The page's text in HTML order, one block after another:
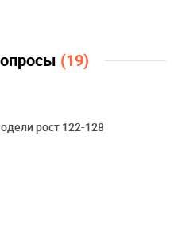
(19)
рост 122-128